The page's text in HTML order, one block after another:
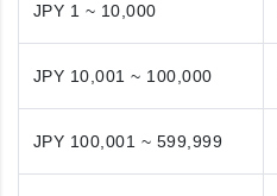
JPY 1 ~ 10,000
JPY 10,001 ~ 100,000
JPY 100,001 ~ 599,999